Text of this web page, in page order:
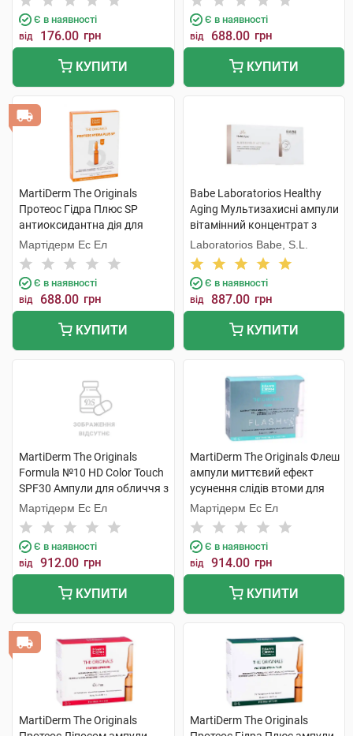
Є в наявності
від 176.00 грн
КУПИТИ
Є в наявності
від 688.00 грн
КУПИТИ
MartiDerm The Originals
Протеос Гідра Плюс SP
антиоксидантна дія для
нормальної і комбінованої
шкіри 2 мл 5 ампул
Мартідерм Ес Ел
Є в наявності
від 688.00 грн
КУПИТИ
Babe Laboratorios Healthy
Aging Мультизахисні ампули
вітамінний концентрат з
інтенсивним омолоджуючим
ефектом 2 мл 7 ампул
Laboratorios Babe, S.L.
Є в наявності
від 887.00 грн
КУПИТИ
MartiDerm The Originals
Formula №10 HD Color Touch
SPF30 Ампули для обличчя з
тонуючим ефектом 2 мл 1 шт
Мартідерм Ес Ел
Є в наявності
від 912.00 грн
КУПИТИ
MartiDerm The Originals Флеш
ампули миттєвий ефект
усунення слідів втоми для
всіх типів шкіри 2 мл 5 ампул
Мартідерм Ес Ел
Є в наявності
від 914.00 грн
КУПИТИ
MartiDerm The Originals
MartiDerm The Originals